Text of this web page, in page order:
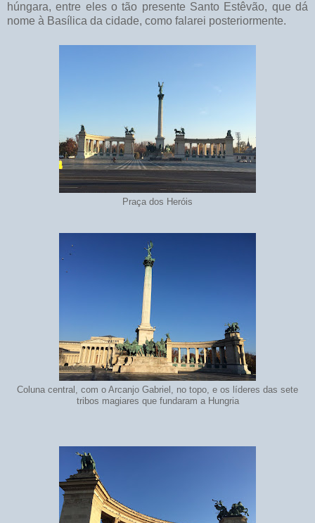
húngara, entre eles o tão presente Santo Estêvão, que dá
nome à Basílica da cidade, como falarei posteriormente.
Praça dos Heróis
Coluna central, com o Arcanjo Gabriel, no topo, e os líderes das sete
tribos magiares que fundaram a Hungria